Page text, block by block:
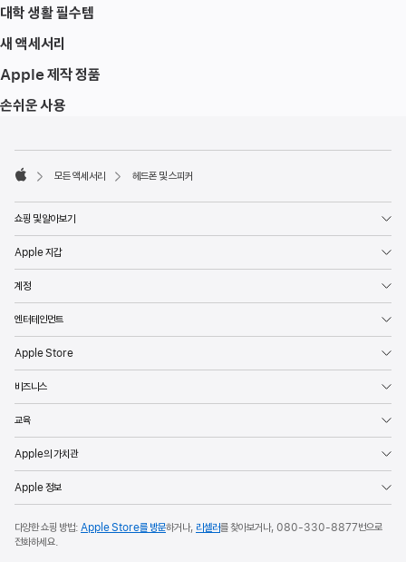
대학 생활 필수템
새 액세서리
Apple 제작 정품
손쉬운 사용
모든 액세서리 헤드폰 및 스피커
쇼핑 및 알아보기
Apple 지갑
계정
엔터테인먼트
Apple Store
비즈니스
교육
Apple의 가치관
Apple 정보
다양한 쇼핑 방법: Apple Store를 방문하거나, 리셀러를 찾아보거나, 080-330-8877번으로
전화하세요.